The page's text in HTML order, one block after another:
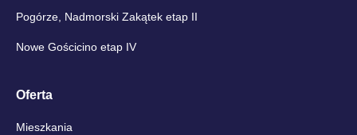
Pogórze, Nadmorski Zakątek etap II
Nowe Gościcino etap IV
Oferta
Mieszkania